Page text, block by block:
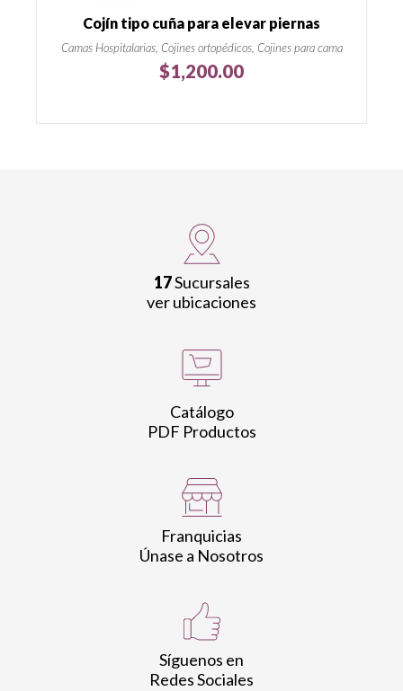
Cojín tipo cuña para elevar piernas
Camas Hospitalarias, Cojines ortopédicos, Cojines para cama
$1,200.00
17Sucursales
ver ubicaciones
Catálogo
PDF Productos
Franquicias
Únase a Nosotros
Síguenos en
Redes Sociales